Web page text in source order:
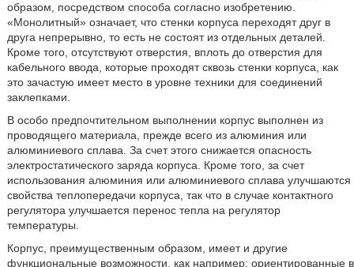
образом, посредством способа согласно изобретению.
«Монолитный» означает, что стенки корпуса переходят друг в
друга непрерывно, то есть не состоят из отдельных деталей.
Кроме того, отсутствуют отверстия, вплоть до отверстия для
кабельного ввода, которые проходят сквозь стенки корпуса, как
это зачастую имеет место в уровне техники для соединений
заклепками.
В особо предпочтительном выполнении корпус выполнен из
проводящего материала, прежде всего из алюминия или
алюминиевого сплава. За счет этого снижается опасность
электростатического заряда корпуса. Кроме того, за счет
использования алюминия или алюминиевого сплава улучшаются
свойства теплопередачи корпуса, так что в случае контактного
регулятора улучшается перенос тепла на регулятор
температуры.
Корпус, преимущественным образом, имеет и другие
функциональные возможности, как например: ориентированные в